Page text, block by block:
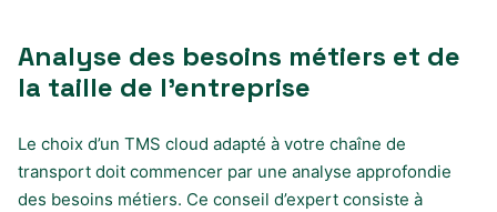
Analyse des besoins métiers et de
la taille de l’entreprise
Le choix d’un TMS cloud adapté à votre chaîne de
transport doit commencer par une analyse approfondie
des besoins métiers. Ce conseil d’expert consiste à